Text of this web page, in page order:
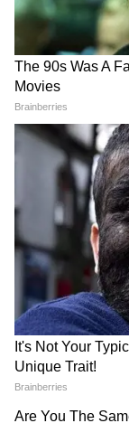
Image Credit :
বিধায়কদের
'আসল তৃণমূল'
— লোকসভার
হাঁটলেন না।
বিধায়কদের
করতে
কারণেই
4
12